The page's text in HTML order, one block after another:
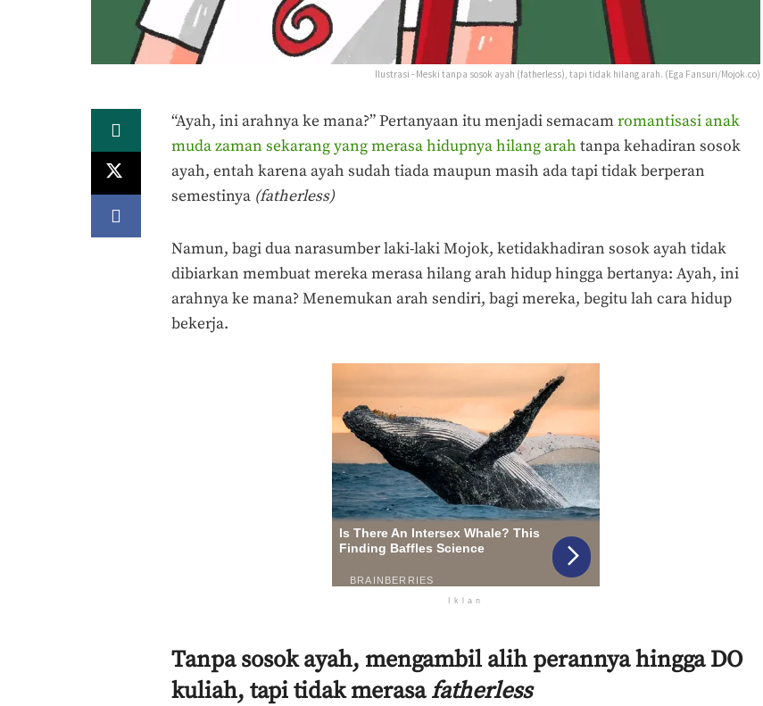
Ilustrasi - Meski tanpa sosok ayah (fatherless), tapi tidak hilang arah. (Ega Fansuri/Mojok.co)
“Ayah, ini arahnya ke mana?” Pertanyaan itu menjadi semacamromantisasi anak
muda zaman sekarang yang merasa hidupnya hilang arah tanpa kehadiran sosok
ayah, entah karena ayah sudah tiada maupun masih ada tapi tidak berperan
semestinya (fatherless)
Namun, bagi dua narasumber laki-laki Mojok, ketidakhadiran sosok ayah tidak
dibiarkan membuat mereka merasa hilang arah hidup hingga bertanya: Ayah, ini
arahnya ke mana? Menemukan arah sendiri, bagi mereka, begitu lah cara hidup
bekerja.
Iklan
Tanpa sosok ayah, mengambil alih perannya hingga DO
kuliah, tapi tidak merasafatherless